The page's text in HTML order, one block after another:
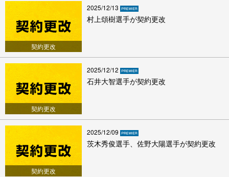
契約更改
2025/12/13
村上頌樹選手が契約更改
契約更改
2025/12/12
石井大智選手が契約更改
契約更改
2025/12/09
茨木秀俊選手、佐野大陽選手が契約更改